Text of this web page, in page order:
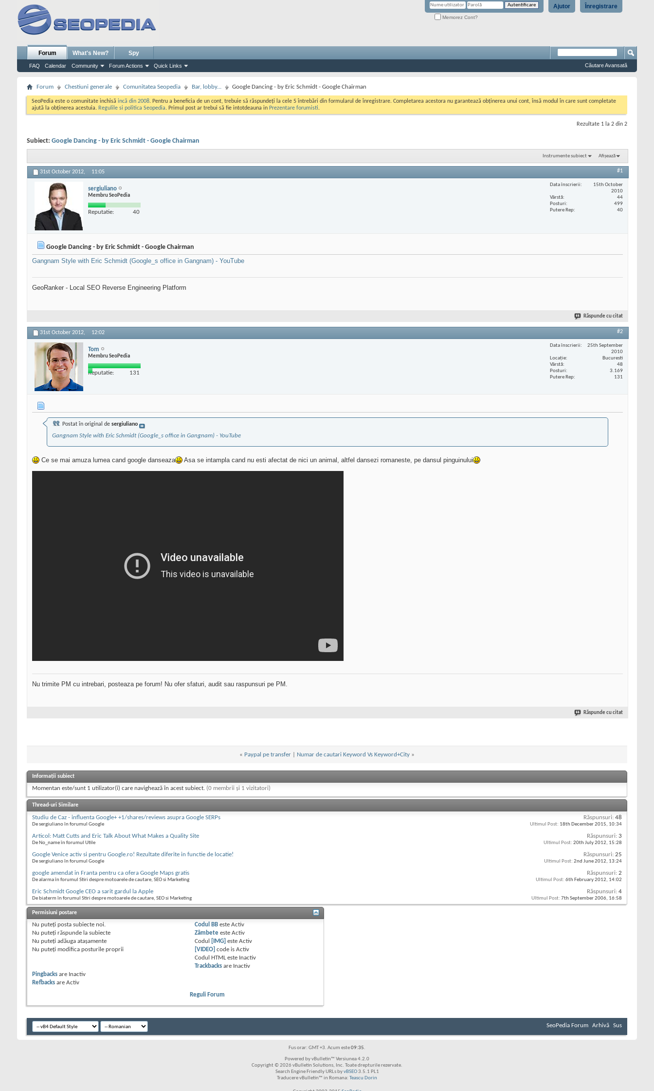
Înregistrare
Ajutor
Memorez Cont?
Forum
FAQ Calendar Community Forum Actions Quick Links
What's New? Spy
Căutare Avansată
Forum Chestiuni generale Comunitatea Seopedia Bar, lobby... Google Dancing - by Eric Schmidt - Google Chairman
SeoPedia este o comunitate inchisă incă din 2008. Pentru a beneficia de un cont, trebuie să răspundeți la cele 5 întrebări din formularul de înregistrare. Completarea acestora nu garantează obținerea unui cont, însă modul în care sunt completate
ajută la obținerea acestuia. Regulile si politica Seopedia. Primul post ar trebui să fie intotdeauna in Prezentare forumisti.
Rezultate 1 la 2 din 2
Subiect: Google Dancing - by Eric Schmidt - Google Chairman
Instrumente subiect Afișează
31st October 2012, 11:05 #1
sergiuliano
Membru SeoPedia
Reputatie: 40
Data înscrierii
15th October
2010
Vârstă
44
Posturi
499
Putere Rep
40
Google Dancing - by Eric Schmidt - Google Chairman
Gangnam Style with Eric Schmidt (Google_s office in Gangnam) - YouTube
GeoRanker - Local SEO Reverse Engineering Platform
Răspunde cu citat
31st October 2012, 12:02 #2
Tom
Membru SeoPedia
Reputatie: 131
Data înscrierii
25th September
2010
Locaţie
Bucuresti
Vârstă
48
Posturi
3.169
Putere Rep
131
Postat în original de sergiuliano
Gangnam Style with Eric Schmidt (Google_s office in Gangnam) - YouTube
Ce se mai amuza lumea cand google danseaza Asa se intampla cand nu esti afectat de nici un animal, altfel dansezi romaneste, pe dansul pinguinului
Nu trimite PM cu intrebari, posteaza pe forum! Nu ofer sfaturi, audit sau raspunsuri pe PM.
Răspunde cu citat
« Paypal pe transfer Numar de cautari Keyword Vs Keyword+City »
Informații subiect
Momentan este/sunt 1 utilizator(i) care navighează în acest subiect. (0 membrii și 1 vizitatori)
Thread-uri Similare
Studiu de Caz - influenta Google+ +1/shares/reviews asupra Google SERPs
De sergiuliano în forumul Google
Răspunsuri: 48
Ultimul Post: 18th December 2015, 10:34
Articol: Matt Cutts and Eric Talk About What Makes a Quality Site
De No_name în forumul Utile
Răspunsuri: 3
Ultimul Post: 20th July 2012, 15:28
Google Venice activ si pentru Google.ro! Rezultate diferite in functie de locatie!
De sergiuliano în forumul Google
Răspunsuri: 25
Ultimul Post: 2nd June 2012, 13:24
google amendat in Franta pentru ca ofera Google Maps gratis
De alarma în forumul Stiri despre motoarele de cautare, SEO si Marketing
Răspunsuri: 2
Ultimul Post: 6th February 2012, 14:02
Eric Schmidt Google CEO a sarit gardul la Apple
De biaterm în forumul Stiri despre motoarele de cautare, SEO si Marketing
Răspunsuri: 4
Ultimul Post: 7th September 2006, 16:58
Permisiuni postare
Nu puteţi posta subiecte noi.
Nu puteţi răspunde la subiecte
Nu puteţi adăuga ataşamente
Nu puteţi modifica posturile proprii
Codul BB esteActiv
Zâmbete esteActiv
Codul
[IMG] esteActiv
[VIDEO] code isActiv
Codul HTML este Inactiv
Trackbacks are Inactiv
Pingbacks are Inactiv
Refbacks are Activ
Reguli Forum
SeoPedia Forum Arhivă Sus
Fus orar: GMT +3. Acum este09:35.
Powered by vBulletin™ Versiunea 4.2.0
Copyright © 2026 vBulletin Solutions, Inc. Toate drepturile rezervate.
Search Engine Friendly URLs byvBSEO3.5.1 PL1
Traducere vBulletin™ in Romana: Teascu Dorin